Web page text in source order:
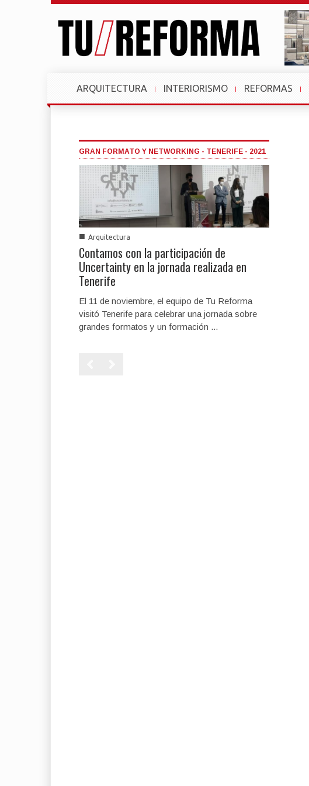
ARQUITECTURA INTERIORISMO REFORMAS
GRAN FORMATO Y NETWORKING - TENERIFE - 2021
■ Arquitectura
Contamos con la participación de
Uncertainty en la jornada realizada en
Tenerife
El 11 de noviembre, el equipo de Tu Reforma
visitó Tenerife para celebrar una jornada sobre
grandes formatos y un formación ...